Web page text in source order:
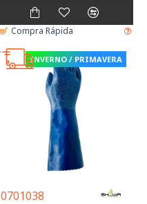
Compra Rápida
INVERNO / PRIMAVERA
0701038